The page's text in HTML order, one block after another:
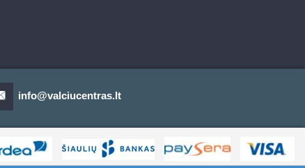
info@valciucentras.lt